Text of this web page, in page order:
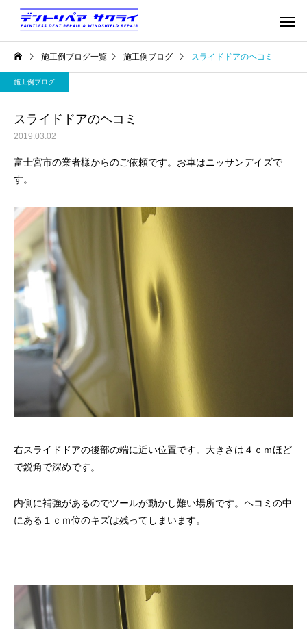
施工例ブログ一覧 施工例ブログ スライドドアのヘコミ
施工例ブログ
スライドドアのヘコミ
2019.03.02
富士宮市の業者様からのご依頼です。お車はニッサンデイズで
す。
右スライドドアの後部の端に近い位置です。大きさは４ｃｍほど
で鋭角で深めです。
内側に補強があるのでツールが動かし難い場所です。ヘコミの中
にある１ｃｍ位のキズは残ってしまいます。